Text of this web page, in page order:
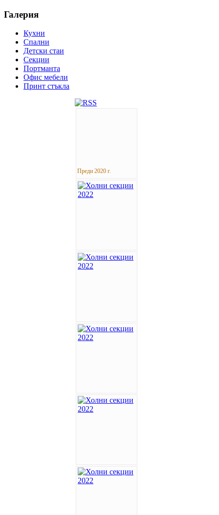
Галерия
Кухни
Спални
Детски стаи
Секции
Портманта
Офис мебели
Принт стъкла
Преди 2020 г.